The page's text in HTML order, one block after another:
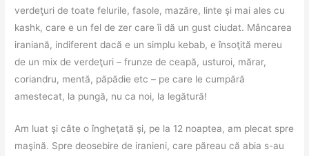
verdeţuri de toate felurile, fasole, mazăre, linte şi mai ales cu
kashk, care e un fel de zer care îi dă un gust ciudat. Mâncarea
iraniană, indiferent dacă e un simplu kebab, e însoţită mereu
de un mix de verdeţuri – frunze de ceapă, usturoi, mărar,
coriandru, mentă, păpădie etc – pe care le cumpără
amestecat, la pungă, nu ca noi, la legătură!
Am luat şi câte o îngheţată şi, pe la 12 noaptea, am plecat spre
maşină. Spre deosebire de iranieni, care păreau că abia s-au